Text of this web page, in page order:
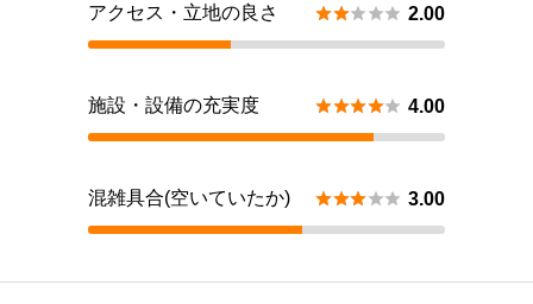
アクセス・立地の良さ  2.00
施設・設備の充実度  4.00
混雑具合(空いていたか)  3.00